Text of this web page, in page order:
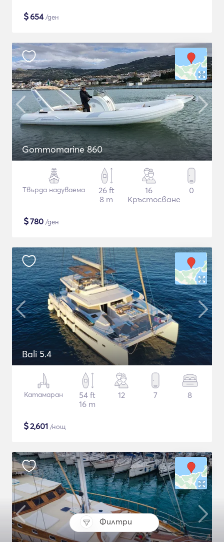
Филтри
$654/ден
Gommomarine 860
Твърда надуваема
26 ft
8 m
16
Кръстосване
0
$780 /ден
Bali 5.4
Катамаран
54 ft
16 m
12 7 8
$2,601 /нощ